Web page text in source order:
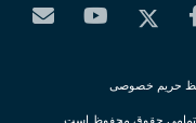
حریم خصوصی